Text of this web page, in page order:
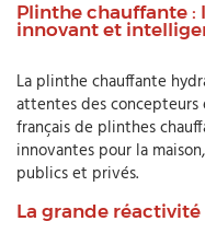
Plinthe chauffante
innovant et
La plinthe chauffante
attentes des
français de plinthes
innovantes pour la
publics et privés.
La grande réactivité